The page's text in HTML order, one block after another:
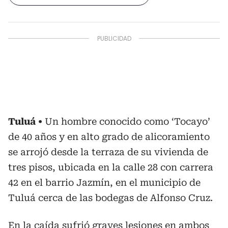
Tuluá
Un hombre conocido como ‘Tocayo’
de 40 años y en alto grado de alicoramiento
se arrojó desde la terraza de su vivienda de
tres pisos, ubicada en la calle 28 con carrera
42 en el barrio Jazmín, en el municipio de
Tuluá cerca de las bodegas de Alfonso Cruz.
En la caída sufrió graves lesiones en ambos